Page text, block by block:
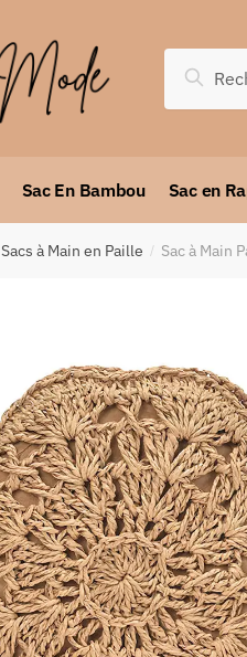
Sac En Bambou Sac en
Sacs à Main en Paille / Sac à Main